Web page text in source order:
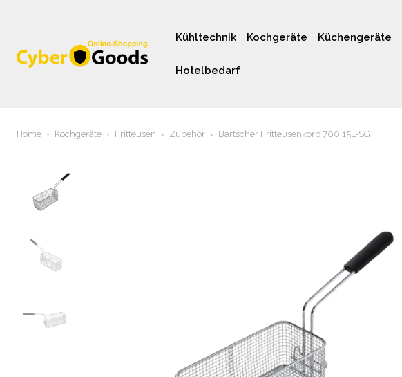
Kühltechnik Kochgeräte Küchengeräte
Hotelbedarf
Home Kochgeräte Fritteusen Zubehör Bartscher Fritteusenkorb 700 15L-SG